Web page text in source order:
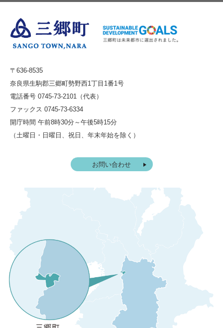
〒636-8535
奈良県生駒郡三郷町勢野西1丁目1番1号
電話番号 0745-73-2101（代表）
ファックス 0745-73-6334
開庁時間 午前8時30分～午後5時15分
（土曜日・日曜日、祝日、年末年始を除く）
お問い合わせ